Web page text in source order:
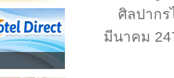
ศิลปาก
มีนาคม